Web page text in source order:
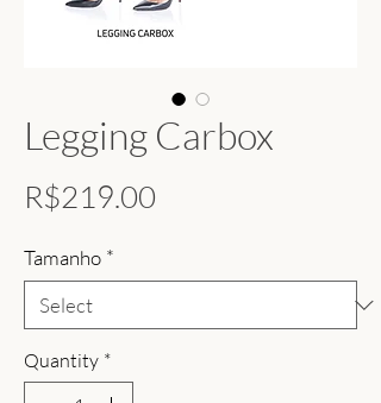
Legging Carbox
R$219.00
Tamanho *
Quantity *